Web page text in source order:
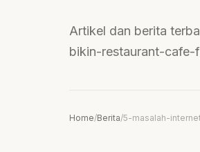
Artikel dan berita
bikin-restaurant-cafe-
Home/Berita/5-masalah-